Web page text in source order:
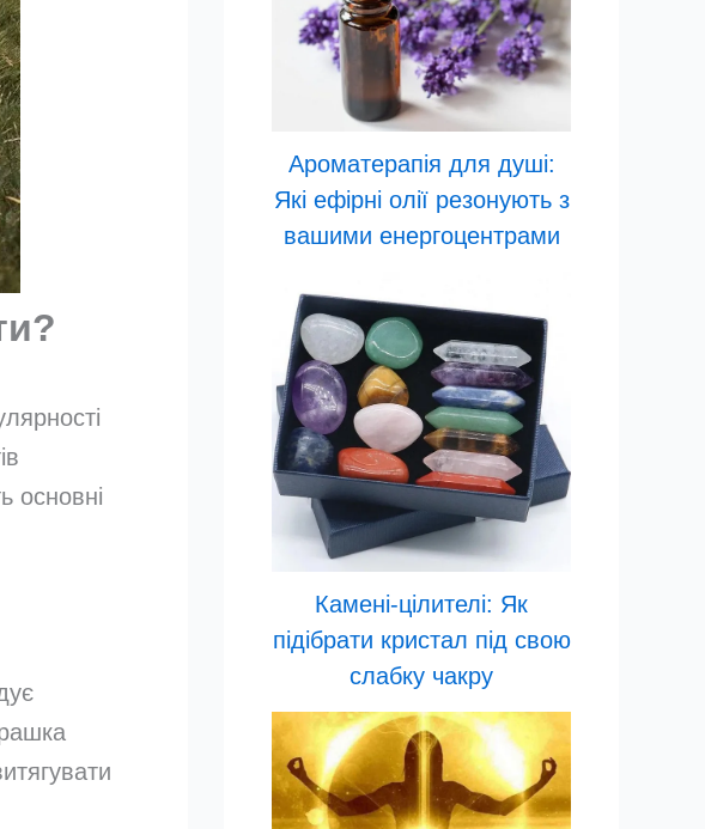
основні
Ароматерапія для душі:
Які ефірні олії резонують з
вашими енергоцентрами
Камені-цілителі: Як
підібрати кристал під свою
слабку чакру